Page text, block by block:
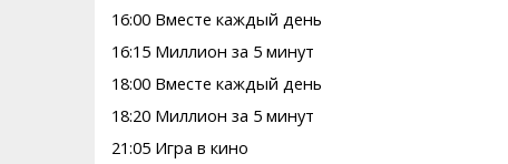
16:00 Вместе каждый день
16:15 Миллион за 5 минут
18:00 Вместе каждый день
18:20 Миллион за 5 минут
21:05 Игра в кино